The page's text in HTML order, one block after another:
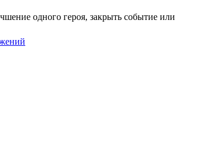
одного героя, закрыть событие или